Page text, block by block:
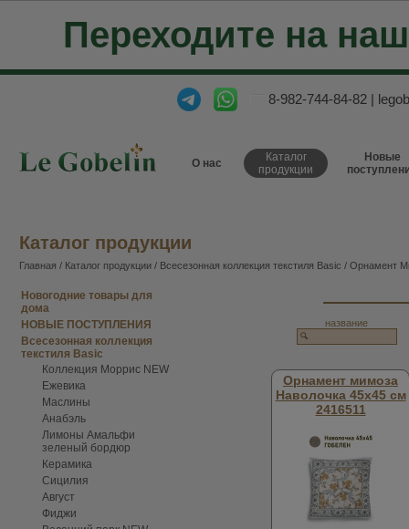
Переходите на
8-982-744-84-82 |
О нас
Каталог
продукции
Новые
Каталог продукции
Главная / Каталог продукции / Всесезонная коллекция текстиля Basic / Орнамент
Новогодние товары для
дома
НОВЫЕ ПОСТУПЛЕНИЯ
Всесезонная коллекция
текстиля Basic
Коллекция Моррис NEW
Ежевика
Маслины
Анабэль
Лимоны Амальфи
зеленый бордюр
Керамика
Сицилия
Август
Фиджи
название
Орнамент мимоза
Наволочка 45х45 см
2416511